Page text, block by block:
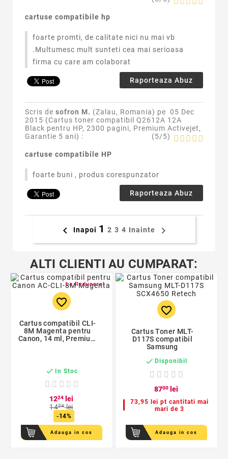
cartuse compatibile hp
foarte promti, de calitate nici nu mai vb
.Multumesc mult sunteti cea mai serioasa
firma cu care am colaborat
Raporteaza Abuz
Scris de sofron M. (Zalau, Romania) pe 05 Dec
2015 (Cartus toner compatibil Q2612A 12A
Black pentru HP, 2300 pagini, Premium Activejet,
Garantie 5 ani) : (5/5)
cartuse compatibile HP
foarte buni , produs corespunzator
Raporteaza Abuz
 Inapoi 1 2 3 4 Inainte 
ALTI CLIENTI AU CUMPARAT:
La Reducere!
favorite_border
Cartus compatibil CLI-
8M Magenta pentru
Canon, 14 ml, Premium
 In Stoc
1224
lei
1424lei
-14%
Adauga in cos
favorite_border
Cartus Toner MLT-
D117S compatibil
Samsung
 Disponibil
8700 lei
73,95 lei pt cantitati mai
mari de 3
Adauga in cos